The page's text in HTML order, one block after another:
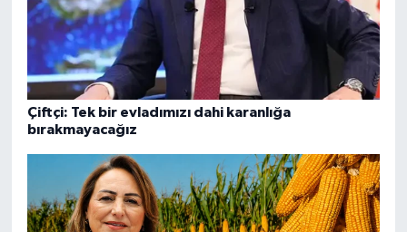
Çiftçi: Tek bir evladımızı dahi karanlığa
bırakmayacağız